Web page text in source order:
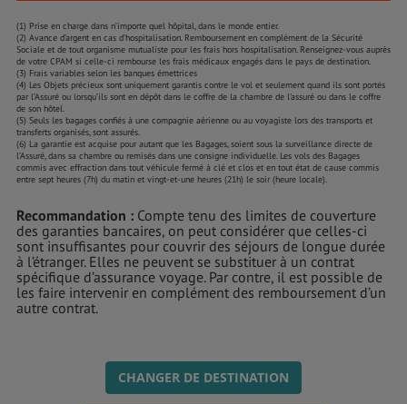
(1) Prise en charge dans n’importe quel hôpital, dans le monde entier.
(2) Avance d’argent en cas d’hospitalisation. Remboursement en complément de la Sécurité
Sociale et de tout organisme mutualiste pour les frais hors hospitalisation. Renseignez-vous auprès
de votre CPAM si celle-ci rembourse les frais médicaux engagés dans le pays de destination.
(3) Frais variables selon les banques émettrices
(4) Les Objets précieux sont uniquement garantis contre le vol et seulement quand ils sont portés
par l’Assuré ou lorsqu’ils sont en dépôt dans le coffre de la chambre de l'assuré ou dans le coffre
de son hôtel.
(5) Seuls les bagages confiés à une compagnie aérienne ou au voyagiste lors des transports et
transferts organisés, sont assurés.
(6) La garantie est acquise pour autant que les Bagages, soient sous la surveillance directe de
l’Assuré, dans sa chambre ou remisés dans une consigne individuelle. Les vols des Bagages
commis avec effraction dans tout véhicule fermé à clé et clos et en tout état de cause commis
entre sept heures (7h) du matin et vingt-et-une heures (21h) le soir (heure locale).
Recommandation : Compte tenu des limites de couverture
des garanties bancaires, on peut considérer que celles-ci
sont insuffisantes pour couvrir des séjours de longue durée
à l’étranger. Elles ne peuvent se substituer à un contrat
spécifique d’assurance voyage. Par contre, il est possible de
les faire intervenir en complément des remboursement d’un
autre contrat.
CHANGER DE DESTINATION